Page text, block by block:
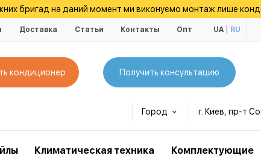
бригад на даний момент ми виконуємо монтаж лише
Доставка Статьи Контакты Опт UA RU
кондиционер Получить консультацию
Город г. Киев, пр-т
Климатическая техника Комплектующие